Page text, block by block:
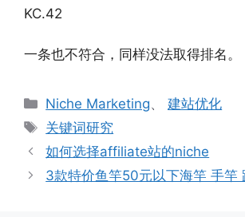
KC.42
一条也不符合，同样没法取得排名。
分
类
Niche Marketing、建站优化
标
签
关键词研究
如何选择affiliate站的niche
3款特价鱼竿50元以下海竿 手竿